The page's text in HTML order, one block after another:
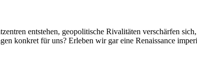
entstehen, geopolitische Rivalitäten verschärfen
konkret für uns? Erleben wir gar eine Renaissance